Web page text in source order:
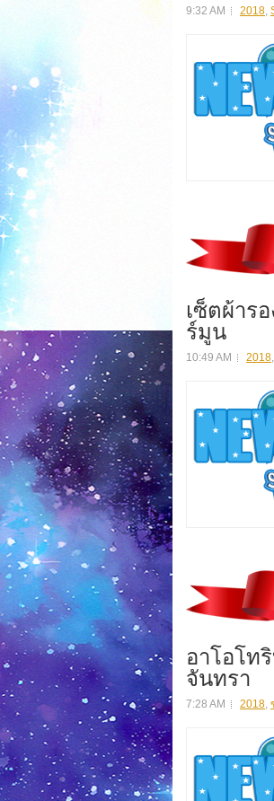
9:32 AM 2018,
เซ็ตผ้าร
ร์มูน
10:49 AM 2018,
อาโอโท
จันทรา
7:28 AM 2018,